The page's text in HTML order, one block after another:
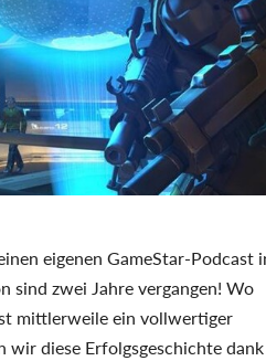
eigenen GameStar-Podcast
sind zwei Jahre vergangen! Wo
mittlerweile ein vollwertiger
wir diese Erfolgsgeschichte dank